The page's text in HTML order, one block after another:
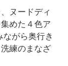
ヌードディ
めた４色ア
がら奥行き
練のまなざ